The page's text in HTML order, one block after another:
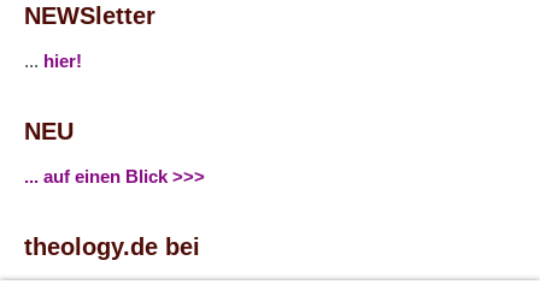
NEWSletter
... hier!
NEU
... auf einen Blick >>>
theology.de bei